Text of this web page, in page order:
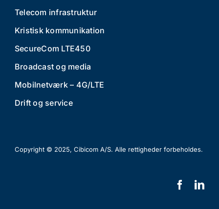
Telecom infrastruktur
Kristisk kommunikation
SecureCom LTE450
Broadcast og media
Mobilnetværk – 4G/LTE
Drift og service
Copyright © 2025, Cibicom A/S. Alle rettigheder forbeholdes.